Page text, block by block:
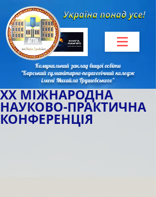
Комунальний заклад вищої освіти
"Барський гуманітарно-педагогічний коледж
імені Михайла Грушевського"
ХX МІЖНАРОДНА
НАУКОВО-ПРАКТИЧНА
КОНФЕРЕНЦІЯ